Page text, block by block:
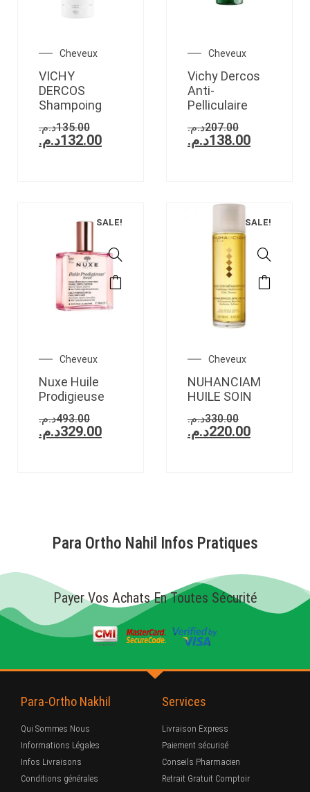
Cheveux
VICHY
DERCOS
Shampoing
135.00د.م.
132.00د.م.
Cheveux
Vichy Dercos
Anti-
Pelliculaire
207.00د.م.
138.00د.م.
SALE!
Cheveux
Nuxe Huile
Prodigieuse
493.00د.م.
329.00د.م.
SALE!
Cheveux
NUHANCIAM
HUILE SOIN
330.00د.م.
220.00د.م.
Para Ortho Nahil Infos Pratiques
Payer Vos Achats En Toutes Sécurité
Para-Ortho Nakhil
Qui Sommes Nous
Informations Légales
Infos Livraisons
Conditions générales
Services
Livraison Express
Paiement sécurisé
Conseils Pharmacien
Retrait Gratuit Comptoir